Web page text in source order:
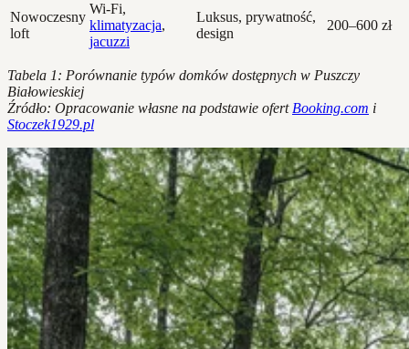
Nowoczesny
loft
Wi-Fi,
klimatyzacja,
jacuzzi
Luksus, prywatność,
design
200–600 zł
Tabela 1: Porównanie typów domków dostępnych w Puszczy
Białowieskiej
Źródło: Opracowanie własne na podstawie ofert Booking.com i
Stoczek1929.pl